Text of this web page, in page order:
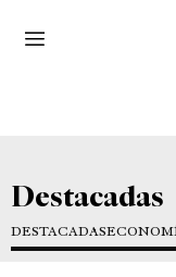
Destacadas
DESTACADAS